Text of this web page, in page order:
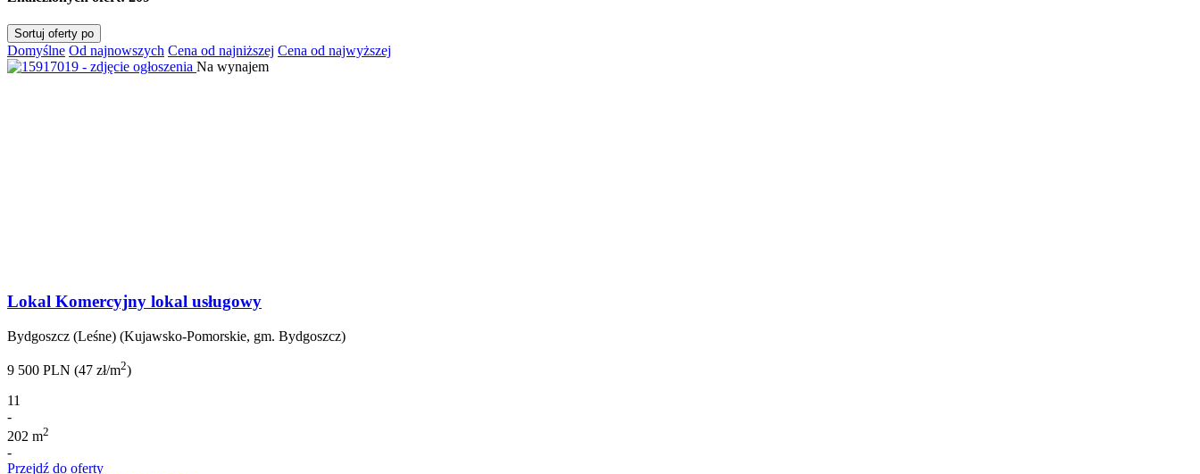
Sortuj oferty po
Domyślne Od najnowszych Cena od najniższej Cena od najwyższej
Na wynajem
Lokal Komercyjny lokal usługowy
Bydgoszcz (Leśne) (Kujawsko-Pomorskie, gm. Bydgoszcz)
9 500 PLN (47 zł/m2)
11
-
202 m2
-
Przejdź do oferty